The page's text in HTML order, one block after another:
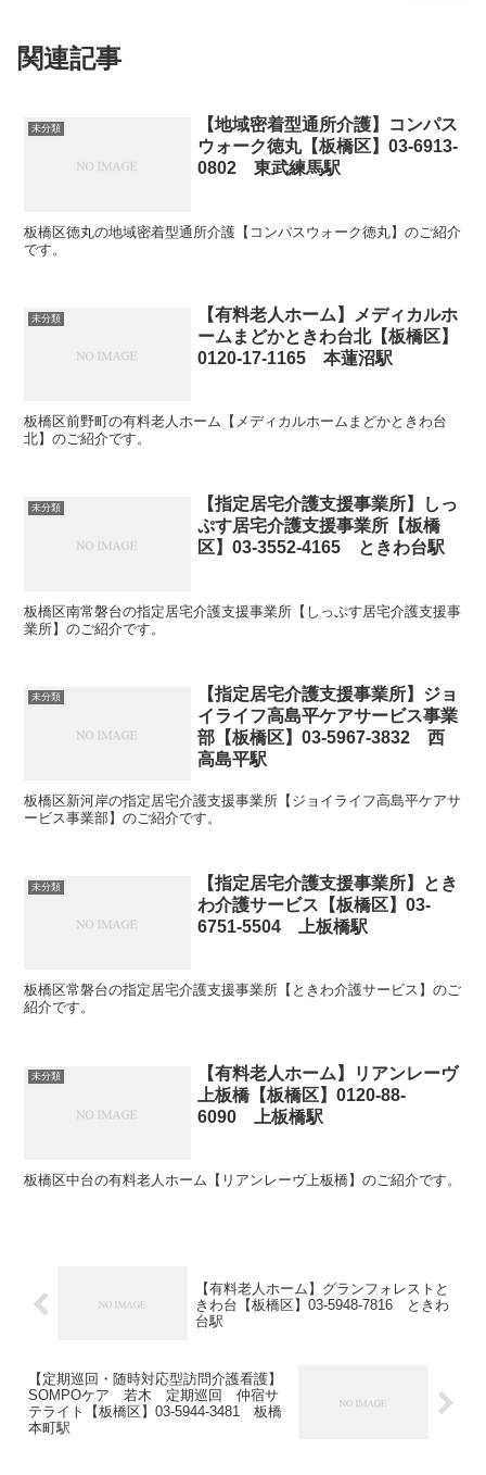
関連記事
未分類
【地域密着型通所介護】コンパス
ウォーク徳丸【板橋区】03-6913-
0802 東武練馬駅
板橋区徳丸の地域密着型通所介護【コンパスウォーク徳丸】のご紹介
です。
未分類
【有料老人ホーム】メディカルホ
ームまどかときわ台北【板橋区】
0120-17-1165 本蓮沼駅
板橋区前野町の有料老人ホーム【メディカルホームまどかときわ台
北】のご紹介です。
未分類
【指定居宅介護支援事業所】しっ
ぷす居宅介護支援事業所【板橋
区】03-3552-4165 ときわ台駅
板橋区南常磐台の指定居宅介護支援事業所【しっぷす居宅介護支援事
業所】のご紹介です。
未分類
【指定居宅介護支援事業所】ジョ
イライフ高島平ケアサービス事業
部【板橋区】03-5967-3832 西
高島平駅
板橋区新河岸の指定居宅介護支援事業所【ジョイライフ高島平ケアサ
ービス事業部】のご紹介です。
未分類
【指定居宅介護支援事業所】とき
わ介護サービス【板橋区】03-
6751-5504 上板橋駅
板橋区常磐台の指定居宅介護支援事業所【ときわ介護サービス】のご
紹介です。
未分類
【有料老人ホーム】リアンレーヴ
上板橋【板橋区】0120-88-
6090 上板橋駅
板橋区中台の有料老人ホーム【リアンレーヴ上板橋】のご紹介です。
【有料老人ホーム】グランフォレストと
きわ台【板橋区】03-5948-7816 ときわ
台駅
【定期巡回・随時対応型訪問介護看護】
SOMPOケア 若木 定期巡回 仲宿サ
テライト【板橋区】03-5944‐3481 板橋
本町駅